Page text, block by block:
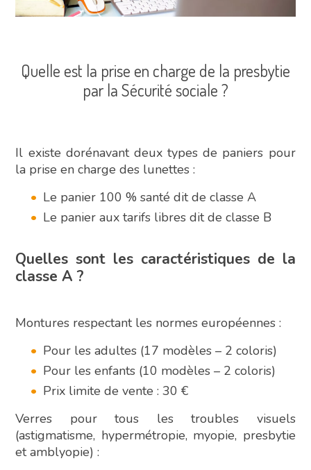
Quelle est la prise en charge de la presbytie
par la Sécurité sociale ?
Il existe dorénavant deux types de paniers pour
la prise en charge des lunettes :
Le panier 100 % santé dit de classe A
Le panier aux tarifs libres dit de classe B
Quelles sont les caractéristiques de la
classe A ?
Montures respectant les normes européennes :
Pour les adultes (17 modèles – 2 coloris)
Pour les enfants (10 modèles – 2 coloris)
Prix limite de vente : 30 €
Verres pour tous les troubles visuels
(astigmatisme, hypermétropie, myopie, presbytie
et amblyopie) :